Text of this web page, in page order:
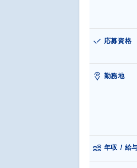
応募資格
勤務地
年収 / 給